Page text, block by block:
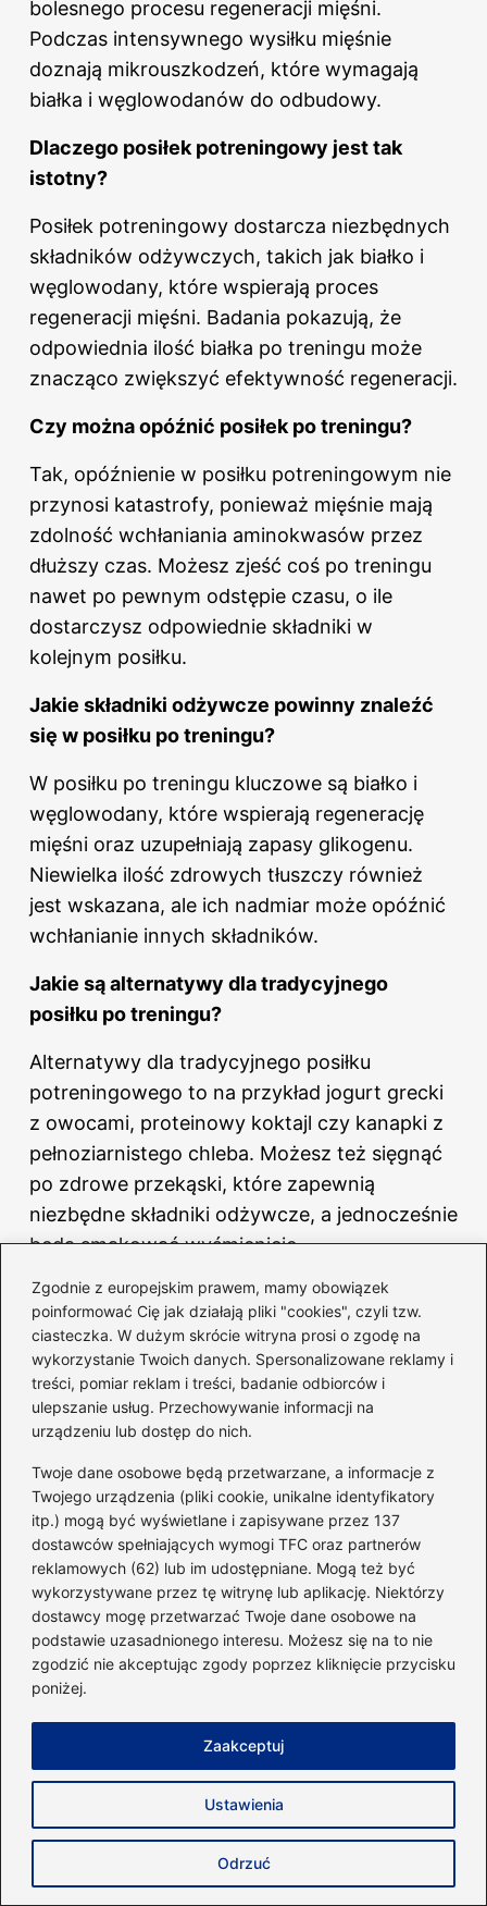
Zgodnie z europejskim prawem, mamy obowiązek
poinformować Cię jak działają pliki "cookies", czyli tzw.
ciasteczka. W dużym skrócie witryna prosi o zgodę na
wykorzystanie Twoich danych. Spersonalizowane reklamy i
treści, pomiar reklam i treści, badanie odbiorców i
ulepszanie usług. Przechowywanie informacji na
urządzeniu lub dostęp do nich.
Twoje dane osobowe będą przetwarzane, a informacje z
Twojego urządzenia (pliki cookie, unikalne identyfikatory
itp.) mogą być wyświetlane i zapisywane przez 137
dostawców spełniających wymogi TFC oraz partnerów
reklamowych (62) lub im udostępniane. Mogą też być
wykorzystywane przez tę witrynę lub aplikację. Niektórzy
dostawcy mogę przetwarzać Twoje dane osobowe na
podstawie uzasadnionego interesu. Możesz się na to nie
zgodzić nie akceptując zgody poprzez kliknięcie przycisku
poniżej.
Ustawienia
Odrzuć
Zaakceptuj
bolesnego procesu regeneracji mięśni.
Podczas intensywnego wysiłku mięśnie
doznają mikrouszkodzeń, które wymagają
białka i węglowodanów do odbudowy.
Dlaczego posiłek potreningowy jest tak
istotny?
Posiłek potreningowy dostarcza niezbędnych
składników odżywczych, takich jak białko i
węglowodany, które wspierają proces
regeneracji mięśni. Badania pokazują, że
odpowiednia ilość białka po treningu może
znacząco zwiększyć efektywność regeneracji.
Czy można opóźnić posiłek po treningu?
Tak, opóźnienie w posiłku potreningowym nie
przynosi katastrofy, ponieważ mięśnie mają
zdolność wchłaniania aminokwasów przez
dłuższy czas. Możesz zjeść coś po treningu
nawet po pewnym odstępie czasu, o ile
dostarczysz odpowiednie składniki w
kolejnym posiłku.
Jakie składniki odżywcze powinny znaleźć
się w posiłku po treningu?
W posiłku po treningu kluczowe są białko i
węglowodany, które wspierają regenerację
mięśni oraz uzupełniają zapasy glikogenu.
Niewielka ilość zdrowych tłuszczy również
jest wskazana, ale ich nadmiar może opóźnić
wchłanianie innych składników.
Jakie są alternatywy dla tradycyjnego
posiłku po treningu?
Alternatywy dla tradycyjnego posiłku
potreningowego to na przykład jogurt grecki
z owocami, proteinowy koktajl czy kanapki z
pełnoziarnistego chleba. Możesz też sięgnąć
po zdrowe przekąski, które zapewnią
niezbędne składniki odżywcze, a jednocześnie
będą smakować wyśmienicie.
Powiązane wpisy:
glikogenu po intensywnym treningu
Najlepsze produkty do spożycia po
treningu – co warto włączyć do diety?
Czy Po Cardio Warto Się Posilić? Oto
Najlepsze Rekomendacje Dla